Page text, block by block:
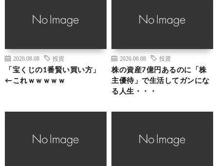
2026.08.08 投資
「宝くじの1番賢い買い方」
←これｗｗｗｗｗ
2026.08.08 投資
株の資産7億円あるのに「株
主優待」で生活してガンにな
る人生・・・